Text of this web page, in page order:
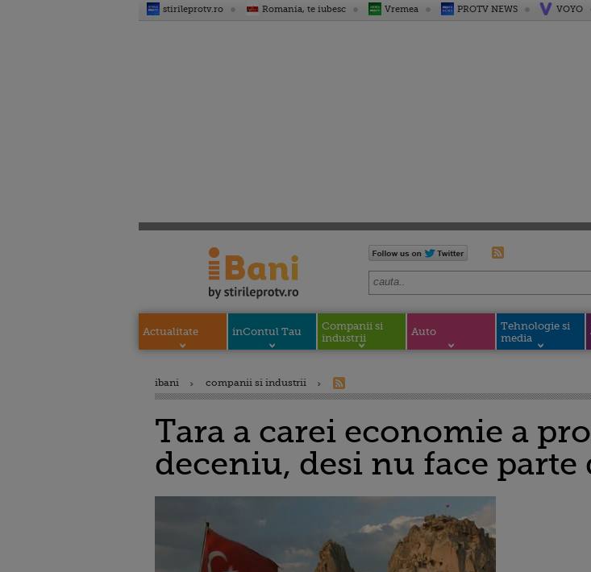
stirileprotv.ro Romania, te iubesc Vremea PROTV NEWS VOYO
Actualitate inContul Tau
Companii si
industrii
Auto
Tehnologie si
media
ibani companii si industrii
Tara a carei economie a
deceniu, desi nu face parte